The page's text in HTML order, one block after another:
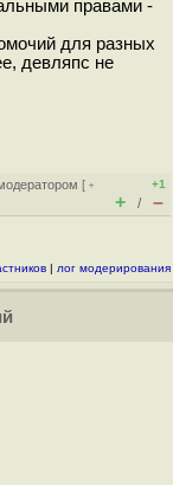
правами -
для разных
девляпс не
[ ﹢
+1
+ / –
| лог модерирования